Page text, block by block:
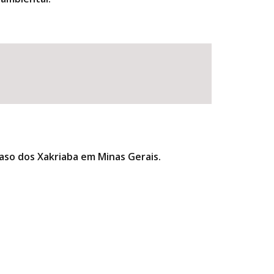
dos Xakriaba em Minas Gerais.